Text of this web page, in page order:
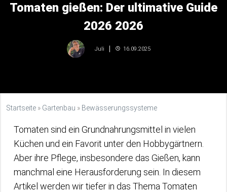
Tomaten gießen: Der ultimative Guide
2026 2026
Juli 16.09.2025
Startseite » Gartenbau » Bewässerungssysteme
Tomaten sind ein Grundnahrungsmittel in vielen
Küchen und ein Favorit unter den Hobbygärtnern.
Aber ihre Pflege, insbesondere das Gießen, kann
manchmal eine Herausforderung sein. In diesem
Artikel werden wir tiefer in das Thema Tomaten